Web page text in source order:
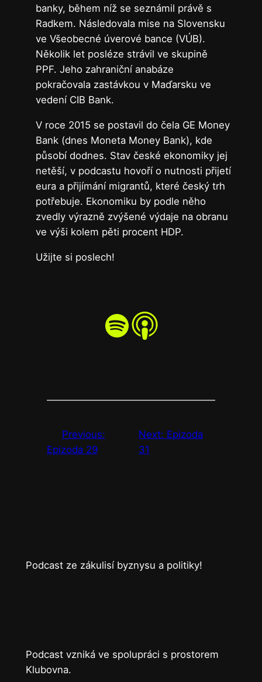
banky, během níž se seznámil právě s
Radkem. Následovala mise na Slovensku
ve Všeobecné úverové bance (VÚB).
Několik let posléze strávil ve skupině
PPF. Jeho zahraniční anabáze
pokračovala zastávkou v Maďarsku ve
vedení CIB Bank.
V roce 2015 se postavil do čela GE Money
Bank (dnes Moneta Money Bank), kde
působí dodnes. Stav české ekonomiky jej
netěší, v podcastu hovoří o nutnosti přijetí
eura a přijímání migrantů, které český trh
potřebuje. Ekonomiku by podle něho
zvedly výrazně zvýšené výdaje na obranu
ve výši kolem pěti procent HDP.
Užijte si poslech!
Spotify
Previous:
Epizoda 29
Next: Epizoda
31
Podcast ze zákulisí byznysu a politiky!
Podcast vzniká ve spolupráci s prostorem
Klubovna.